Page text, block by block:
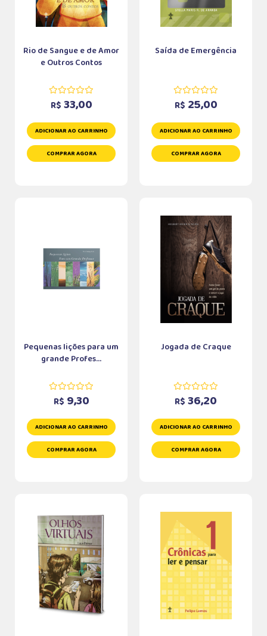
Rio de Sangue e de Amor
e Outros Contos
R$ 33,00
ADICIONAR AO CARRINHO
COMPRAR AGORA
Saída de Emergência
R$ 25,00
ADICIONAR AO CARRINHO
COMPRAR AGORA
Pequenas lições para um
grande Profes...
R$ 9,30
ADICIONAR AO CARRINHO
COMPRAR AGORA
Jogada de Craque
R$ 36,20
ADICIONAR AO CARRINHO
COMPRAR AGORA